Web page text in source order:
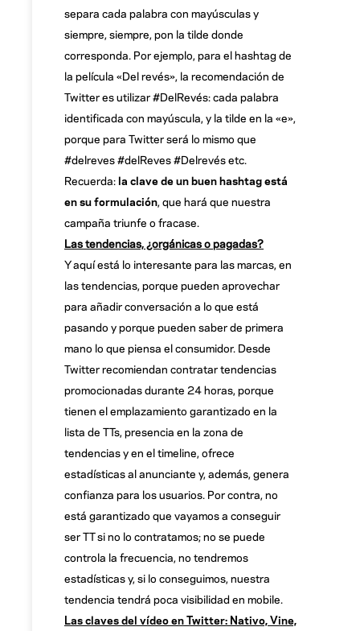
separa cada palabra con mayúsculas y
siempre, siempre, pon la tilde donde
corresponda. Por ejemplo, para el hashtag de
la película «Del revés», la recomendación de
Twitter es utilizar #DelRevés: cada palabra
identificada con mayúscula, y la tilde en la «e»,
porque para Twitter será lo mismo que
#delreves #delReves #Delrevés etc.
Recuerda: la clave de un buen hashtag está
en su formulación , que hará que nuestra
campaña triunfe o fracase.
Las tendencias, ¿orgánicas o pagadas?
Y aquí está lo interesante para las marcas, en
las tendencias, porque pueden aprovechar
para añadir conversación a lo que está
pasando y porque pueden saber de primera
mano lo que piensa el consumidor. Desde
Twitter recomiendan contratar tendencias
promocionadas durante 24 horas, porque
tienen el emplazamiento garantizado en la
lista de TTs, presencia en la zona de
tendencias y en el timeline, ofrece
estadísticas al anunciante y, además, genera
confianza para los usuarios. Por contra, no
está garantizado que vayamos a conseguir
ser TT si no lo contratamos; no se puede
controla la frecuencia, no tendremos
estadísticas y, si lo conseguimos, nuestra
tendencia tendrá poca visibilidad en mobile.
Las claves del vídeo en Twitter: Nativo, Vine,